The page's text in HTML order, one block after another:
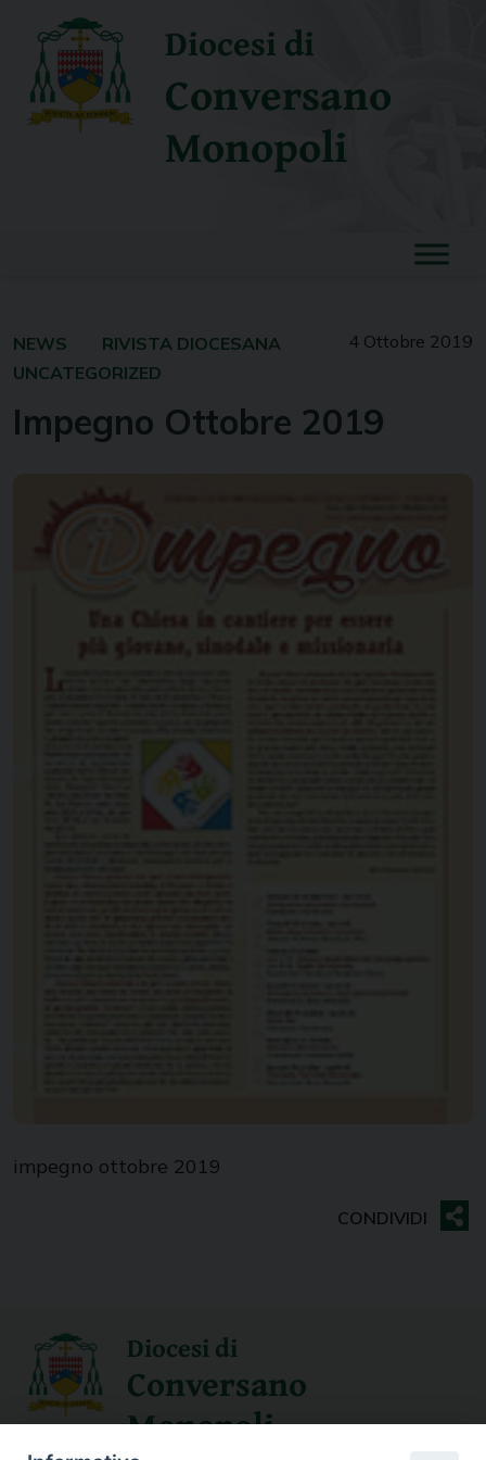
content
Diocesi di
Conversano
Monopoli
4 Ottobre 2019
NEWS
RIVISTA DIOCESANA
UNCATEGORIZED
Impegno Ottobre 2019
impegno ottobre 2019
Diocesi di
Conversano
Monopoli